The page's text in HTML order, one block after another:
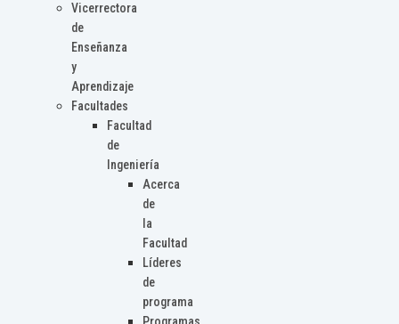
Vicerrectora
de
Enseñanza
y
Aprendizaje
Facultades
Facultad
de
Ingeniería
Acerca
de
la
Facultad
Líderes
de
programa